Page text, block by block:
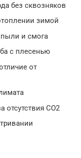
без сквозняков
зимой
пыли и смога
с плесенью
от
отсутствия CO2